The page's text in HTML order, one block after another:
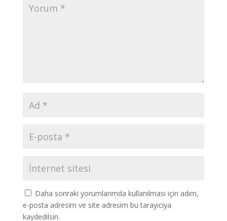
Daha sonraki yorumlarımda kullanılması için adım,
e-posta adresim ve site adresim bu tarayıcıya
kaydedilsin.